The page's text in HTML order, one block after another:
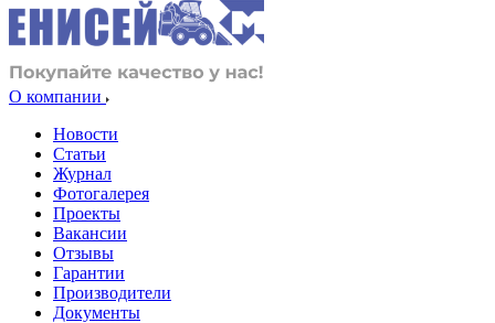
О компании
Новости
Статьи
Журнал
Фотогалерея
Проекты
Вакансии
Отзывы
Гарантии
Производители
Документы